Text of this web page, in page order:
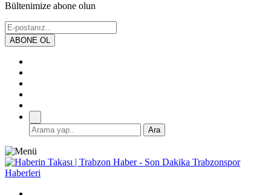
Bültenimize abone olun